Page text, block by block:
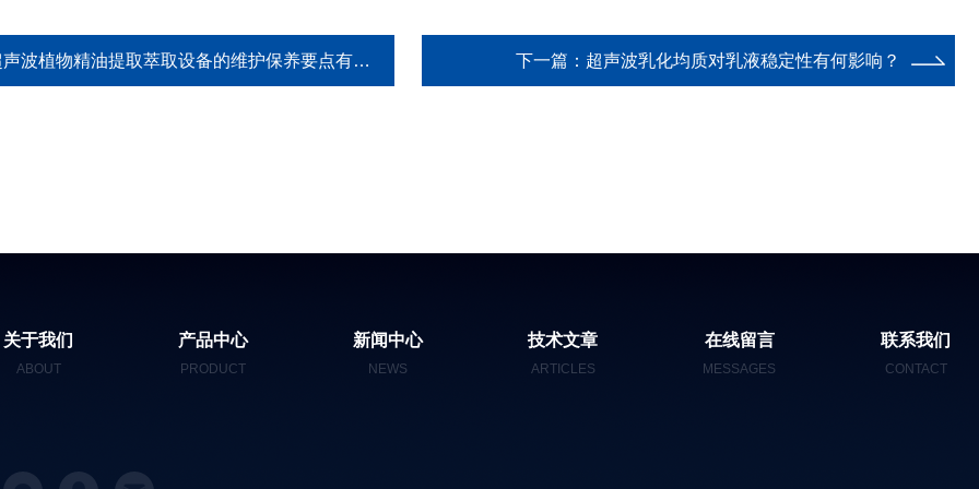
波植物精油提取萃取设备的维护保养要点有哪些？ 下一篇： 超声波乳化均质对乳液稳定性有何影响？
关于我们
ABOUT
产品中心
PRODUCT
新闻中心
NEWS
技术文章
ARTICLES
在线留言
MESSAGES
联系我们
CONTACT